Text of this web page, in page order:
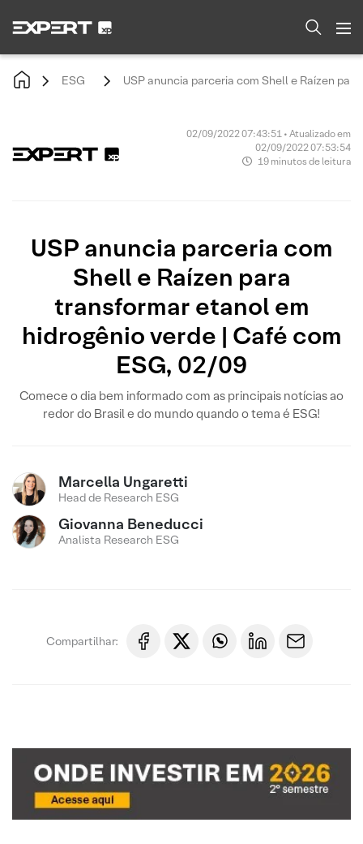
ESG USP anuncia parceria com Shell e Raízen
02/09/2022 07:43:51 • Atualizado em
02/09/2022 07:53:54
19 minutos de leitura
USP anuncia parceria com
Shell e Raízen para
transformar etanol em
hidrogênio verde | Café com
ESG, 02/09
Comece o dia bem informado com as principais notícias ao
redor do Brasil e do mundo quando o tema é ESG!
Marcella Ungaretti
Head de Research ESG
Giovanna Beneducci
Analista Research ESG
Compartilhar: